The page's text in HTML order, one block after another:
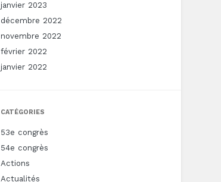
janvier 2023
décembre 2022
novembre 2022
février 2022
janvier 2022
CATÉGORIES
53e congrès
54e congrès
Actions
Actualités